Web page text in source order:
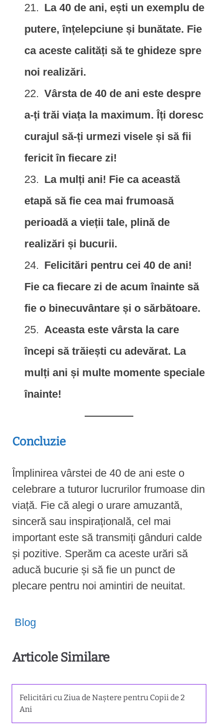
La 40 de ani, ești un exemplu de
putere, înțelepciune și bunătate. Fie
ca aceste calități să te ghideze spre
noi realizări.
Vârsta de 40 de ani este despre
a-ți trăi viața la maximum. Îți doresc
curajul să-ți urmezi visele și să fii
fericit în fiecare zi!
La mulți ani! Fie ca această
etapă să fie cea mai frumoasă
perioadă a vieții tale, plină de
realizări și bucurii.
Felicitări pentru cei 40 de ani!
Fie ca fiecare zi de acum înainte să
fie o binecuvântare și o sărbătoare.
Aceasta este vârsta la care
începi să trăiești cu adevărat. La
mulți ani și multe momente speciale
înainte!
Concluzie
Împlinirea vârstei de 40 de ani este o
celebrare a tuturor lucrurilor frumoase din
viață. Fie că alegi o urare amuzantă,
sinceră sau inspirațională, cel mai
important este să transmiți gânduri calde
și pozitive. Sperăm ca aceste urări să
aducă bucurie și să fie un punct de
plecare pentru noi amintiri de neuitat.
Blog
Articole Similare
Felicitări cu Ziua de Naștere pentru Copii de 2
Ani